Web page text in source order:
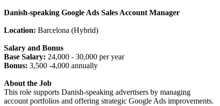
Danish-speaking Google Ads Sales Account Manager
Location: Barcelona (Hybrid)
Salary and Bonus
Base Salary: 24,000 - 30,000 per year
Bonus: 3,500 -4,000 annually
About the Job
This role supports Danish-speaking advertisers by managing
account portfolios and offering strategic Google Ads improvements.